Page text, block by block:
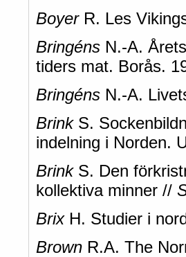
BoyerR. Les
Bringéns N.-A.
tiders mat. Borås.
Bringéns N.-A.
BrinkS.
indelning i Norden.
BrinkS. Den
kollektiva minner //
BrixH. Studier i
Brown R.A. The